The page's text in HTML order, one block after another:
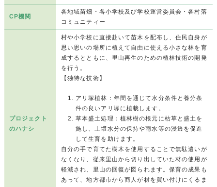
CP機関
各地域苗畑・各小学校及び学校運営委員会・各村落
コミュニティー
プロジェクト
のハナシ
村や小学校に直接赴いて苗木を配布し、住民自身が
思い思いの場所に植えて自由に使える小さな林を育
成するとともに、里山再生のための植林技術の開発
を行う。
【独特な技術】
アリ塚植林：年間を通じて水分条件と養分条
件の良いアリ塚に植栽します。
草本盛土処理：植林樹の根元に枯草と盛土を
施し、土壌水分の保持や雨水等の浸透を促進
して生育を助けます。
自分の手で育てた樹木を使用することで無駄遣いが
なくなり、従来里山から切り出していた材の使用が
軽減され、里山の回復が図られます。保育の成果も
あって、地方都市から商人が材を買い付けにくるま